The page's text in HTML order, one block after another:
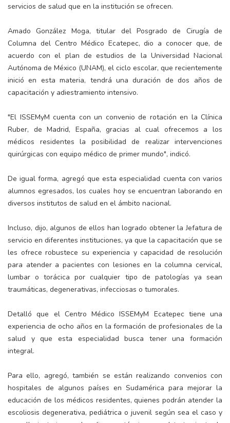
servicios de salud que en la institución se ofrecen.
Amado González Moga, titular del Posgrado de Cirugía de
Columna del Centro Médico Ecatepec, dio a conocer que, de
acuerdo con el plan de estudios de la Universidad Nacional
Autónoma de México (UNAM), el ciclo escolar, que recientemente
inició en esta materia, tendrá una duración de dos años de
capacitación y adiestramiento intensivo.
"El ISSEMyM cuenta con un convenio de rotación en la Clínica
Ruber, de Madrid, España, gracias al cual ofrecemos a los
médicos residentes la posibilidad de realizar intervenciones
quirúrgicas con equipo médico de primer mundo", indicó.
De igual forma, agregó que esta especialidad cuenta con varios
alumnos egresados, los cuales hoy se encuentran laborando en
diversos institutos de salud en el ámbito nacional.
Incluso, dijo, algunos de ellos han logrado obtener la Jefatura de
servicio en diferentes instituciones, ya que la capacitación que se
les ofrece robustece su experiencia y capacidad de resolución
para atender a pacientes con lesiones en la columna cervical,
lumbar o torácica por cualquier tipo de patologías ya sean
traumáticas, degenerativas, infecciosas o tumorales.
Detalló que el Centro Médico ISSEMyM Ecatepec tiene una
experiencia de ocho años en la formación de profesionales de la
salud y que esta especialidad busca tener una formación
integral.
Para ello, agregó, también se están realizando convenios con
hospitales de algunos países en Sudamérica para mejorar la
educación de los médicos residentes, quienes podrán atender la
escoliosis degenerativa, pediátrica o juvenil según sea el caso y